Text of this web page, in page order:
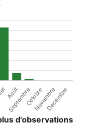
d'observations